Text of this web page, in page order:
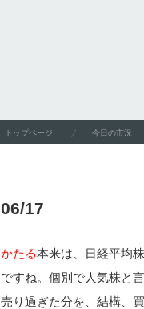
トップページ 今日の市況
06/17
かたる本来は、日経平均
ですね。個別で人気株と
売り過ぎた分を、結構、